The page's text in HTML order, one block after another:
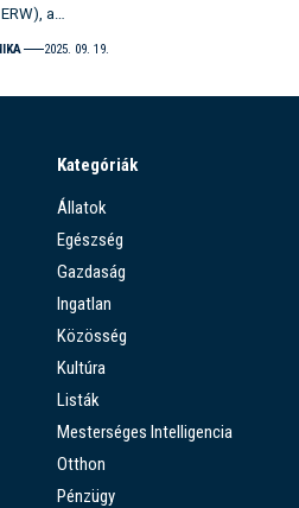
a…
2025. 09. 19.
Kategóriák
Állatok
Egészség
Gazdaság
Ingatlan
Közösség
Kultúra
Listák
Mesterséges Intelligencia
Otthon
Pénzügy